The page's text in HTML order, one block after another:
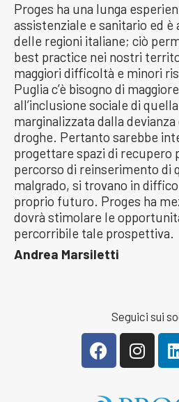
Proges ha una lunga
assistenziale e sanitario ed
delle regioni italiane; ciò
best practice nei nostri
maggiori difficoltà e minori
Puglia c’è bisogno di
all’inclusione sociale di
marginalizzata dalla
droghe. Pertanto sarebbe
progettare spazi di recupero
percorso di reinserimento di
malgrado, si trovano in
proprio futuro. Proges ha
dovrà stimolare le
percorribile tale prospettiva.
Andrea Marsiletti
Seguici sui